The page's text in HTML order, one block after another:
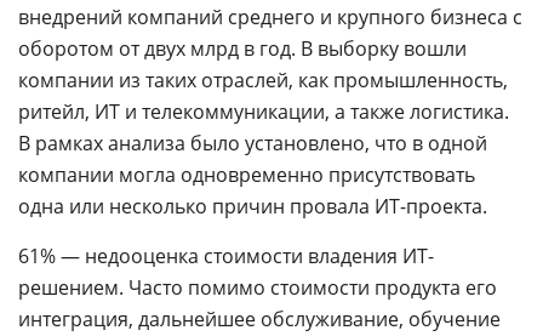
внедрений компаний среднего и крупного бизнеса с
оборотом от двух млрд в год. В выборку вошли
компании из таких отраслей, как промышленность,
ритейл, ИТ и телекоммуникации, а также логистика.
В рамках анализа было установлено, что в одной
компании могла одновременно присутствовать
одна или несколько причин провала ИТ-проекта.
61% — недооценка стоимости владения ИТ-
решением. Часто помимо стоимости продукта его
интеграция, дальнейшее обслуживание, обучение